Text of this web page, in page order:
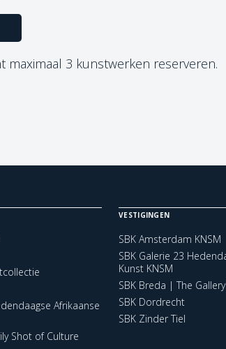
maximaal 3 kunstwerken reserveren.
Afrikaanse
Shot of Culture
VESTIGINGEN
SBK Amsterdam KNSM
SBK Galerie 23
Kunst KNSM
SBK Breda | The
SBK Dordrecht
SBK Zinder Tiel